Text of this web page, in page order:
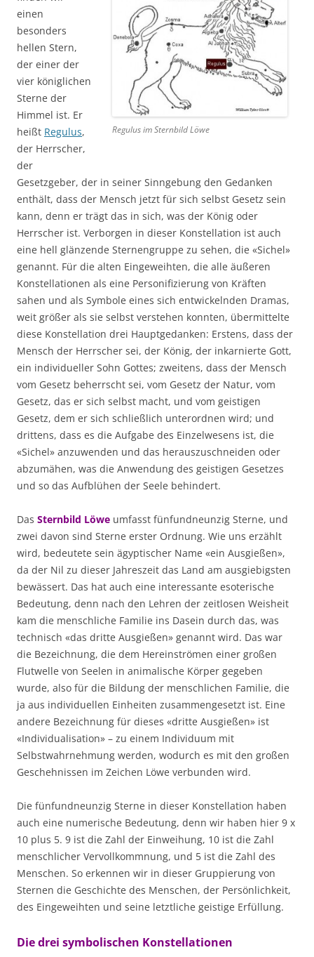
Regulus im Sternbild Löwe
einen
besonders
hellen Stern,
der einer der
vier königlichen
Sterne der
Himmel ist. Er
heißt Regulus,
der Herrscher,
der
Gesetzgeber, der in seiner Sinngebung den Gedanken
enthält, dass der Mensch jetzt für sich selbst Gesetz sein
kann, denn er trägt das in sich, was der König oder
Herrscher ist. Verborgen in dieser Konstellation ist auch
eine hell glänzende Sternengruppe zu sehen, die «Sichel»
genannt. Für die alten Eingeweihten, die alle äußeren
Konstellationen als eine Personifizierung von Kräften
sahen und als Symbole eines sich entwickelnden Dramas,
weit größer als sie selbst verstehen konnten, übermittelte
diese Konstellation drei Hauptgedanken: Erstens, dass der
Mensch der Herrscher sei, der König, der inkarnierte Gott,
ein individueller Sohn Gottes; zweitens, dass der Mensch
vom Gesetz beherrscht sei, vom Gesetz der Natur, vom
Gesetz, das er sich selbst macht, und vom geistigen
Gesetz, dem er sich schließlich unterordnen wird; und
drittens, dass es die Aufgabe des Einzelwesens ist, die
«Sichel» anzuwenden und das herauszuschneiden oder
abzumähen, was die Anwendung des geistigen Gesetzes
und so das Aufblühen der Seele behindert.
Das Sternbild Löwe umfasst fünfundneunzig Sterne, und
zwei davon sind Sterne erster Ordnung. Wie uns erzählt
wird, bedeutete sein ägyptischer Name «ein Ausgießen»,
da der Nil zu dieser Jahreszeit das Land am ausgiebigsten
bewässert. Das hat auch eine interessante esoterische
Bedeutung, denn nach den Lehren der zeitlosen Weisheit
kam die menschliche Familie ins Dasein durch das, was
technisch «das dritte Ausgießen» genannt wird. Das war
die Bezeichnung, die dem Hereinströmen einer großen
Flutwelle von Seelen in animalische Körper gegeben
wurde, also für die Bildung der menschlichen Familie, die
ja aus individuellen Einheiten zusammengesetzt ist. Eine
andere Bezeichnung für dieses «dritte Ausgießen» ist
«Individualisation» – zu einem Individuum mit
Selbstwahrnehmung werden, wodurch es mit den großen
Geschehnissen im Zeichen Löwe verbunden wird.
Die fünfundneunzig Sterne in dieser Konstellation haben
auch eine numerische Bedeutung, denn wir haben hier 9 x
10 plus 5. 9 ist die Zahl der Einweihung, 10 ist die Zahl
menschlicher Vervollkommnung, und 5 ist die Zahl des
Menschen. So erkennen wir in dieser Gruppierung von
Sternen die Geschichte des Menschen, der Persönlichkeit,
des Eingeweihten und seine letztliche geistige Erfüllung.
Die drei symbolischen Konstellationen